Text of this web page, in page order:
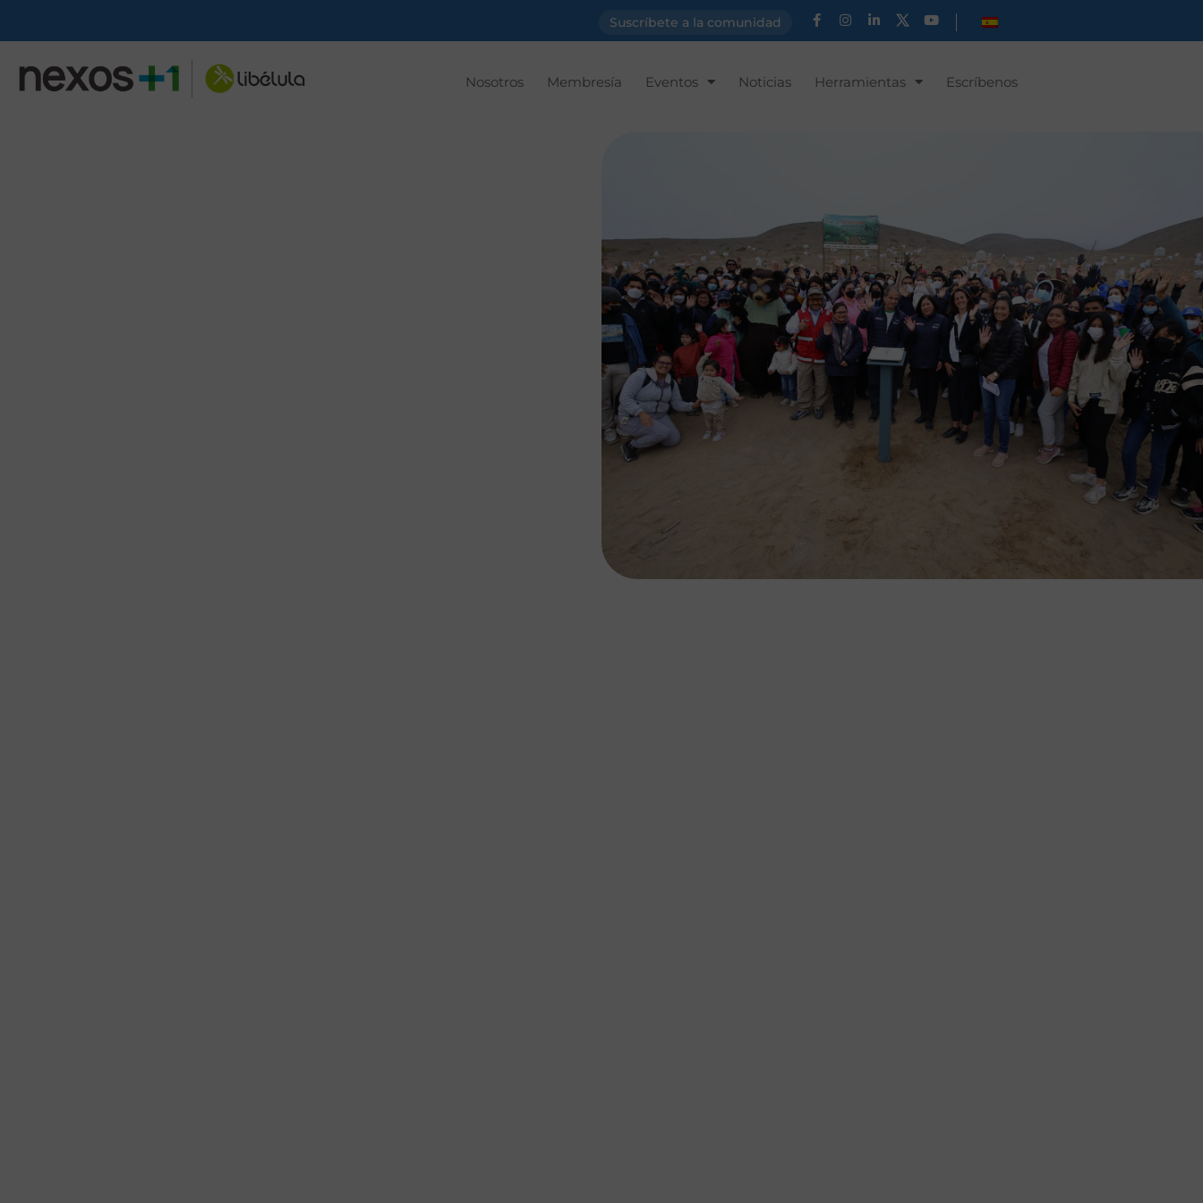
Suscríbete a la comunidad
Nosotros Membresía Eventos Noticias Herramientas Escríbenos